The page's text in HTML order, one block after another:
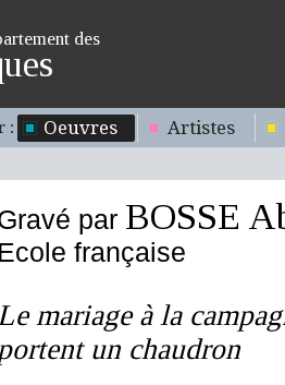
des
: Oeuvres Artistes
par BOSSE
Ecole française
mariage à la
portent un chaudron